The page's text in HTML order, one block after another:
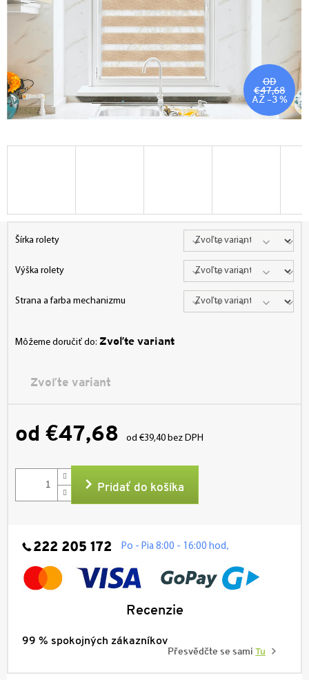
OD
€47,68
AŽ –3 %
od €47,68 od €39,40 bez DPH
cena:
Šírka rolety
Výška rolety
Strana a farba mechanizmu
Môžeme doručiť do: Zvoľte variant
Zvoľte variant
Pridať do košíka
222 205 172 Po - Pia 8:00 - 16:00 hod .
Recenzie
99 % spokojných zákazníkov
Přesvědčte se sami Tu